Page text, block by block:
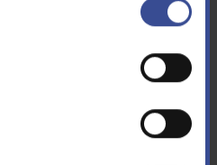
Ihre Cookie-
den Link finden Sie im